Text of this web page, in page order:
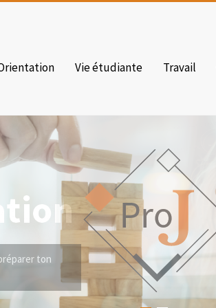
Vie étudiante Travail